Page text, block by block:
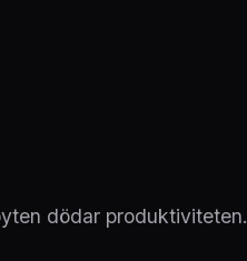
dödar produktiviteten.